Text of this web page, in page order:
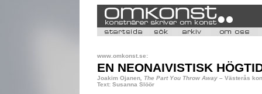
www.omkonst.se:
EN NEONAIVISTISK
Joakim Ojanen, The Part You Throw Away – Västerås
Text: Susanna Slöör